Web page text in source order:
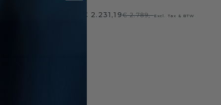
€ 2.231,19€ 2.789,-Excl. Tax & BTW